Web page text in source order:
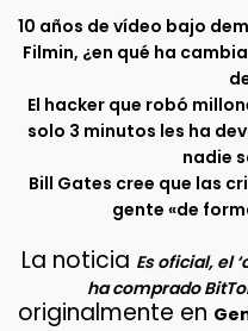
10 años de vídeo bajo
Filmin, ¿en qué ha
El hacker que robó
solo 3 minutos les ha
nadie
Bill Gates cree que las
gente «de
La noticia Es oficial, el
ha comprado
originalmente en